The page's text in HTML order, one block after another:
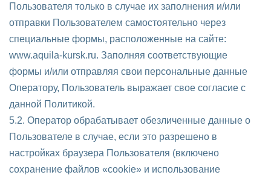
Пользователя только в случае их заполнения и/или
отправки Пользователем самостоятельно через
специальные формы, расположенные на сайте:
www.aquila-kursk.ru. Заполняя соответствующие
формы и/или отправляя свои персональные данные
Оператору, Пользователь выражает свое согласие с
данной Политикой.
5.2. Оператор обрабатывает обезличенные данные о
Пользователе в случае, если это разрешено в
настройках браузера Пользователя (включено
сохранение файлов «cookie» и использование